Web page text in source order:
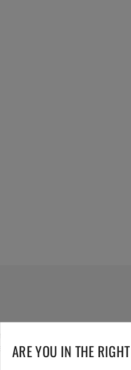
Tiefen. Wird für die
Die Kantinen sind
ARE YOU IN THE